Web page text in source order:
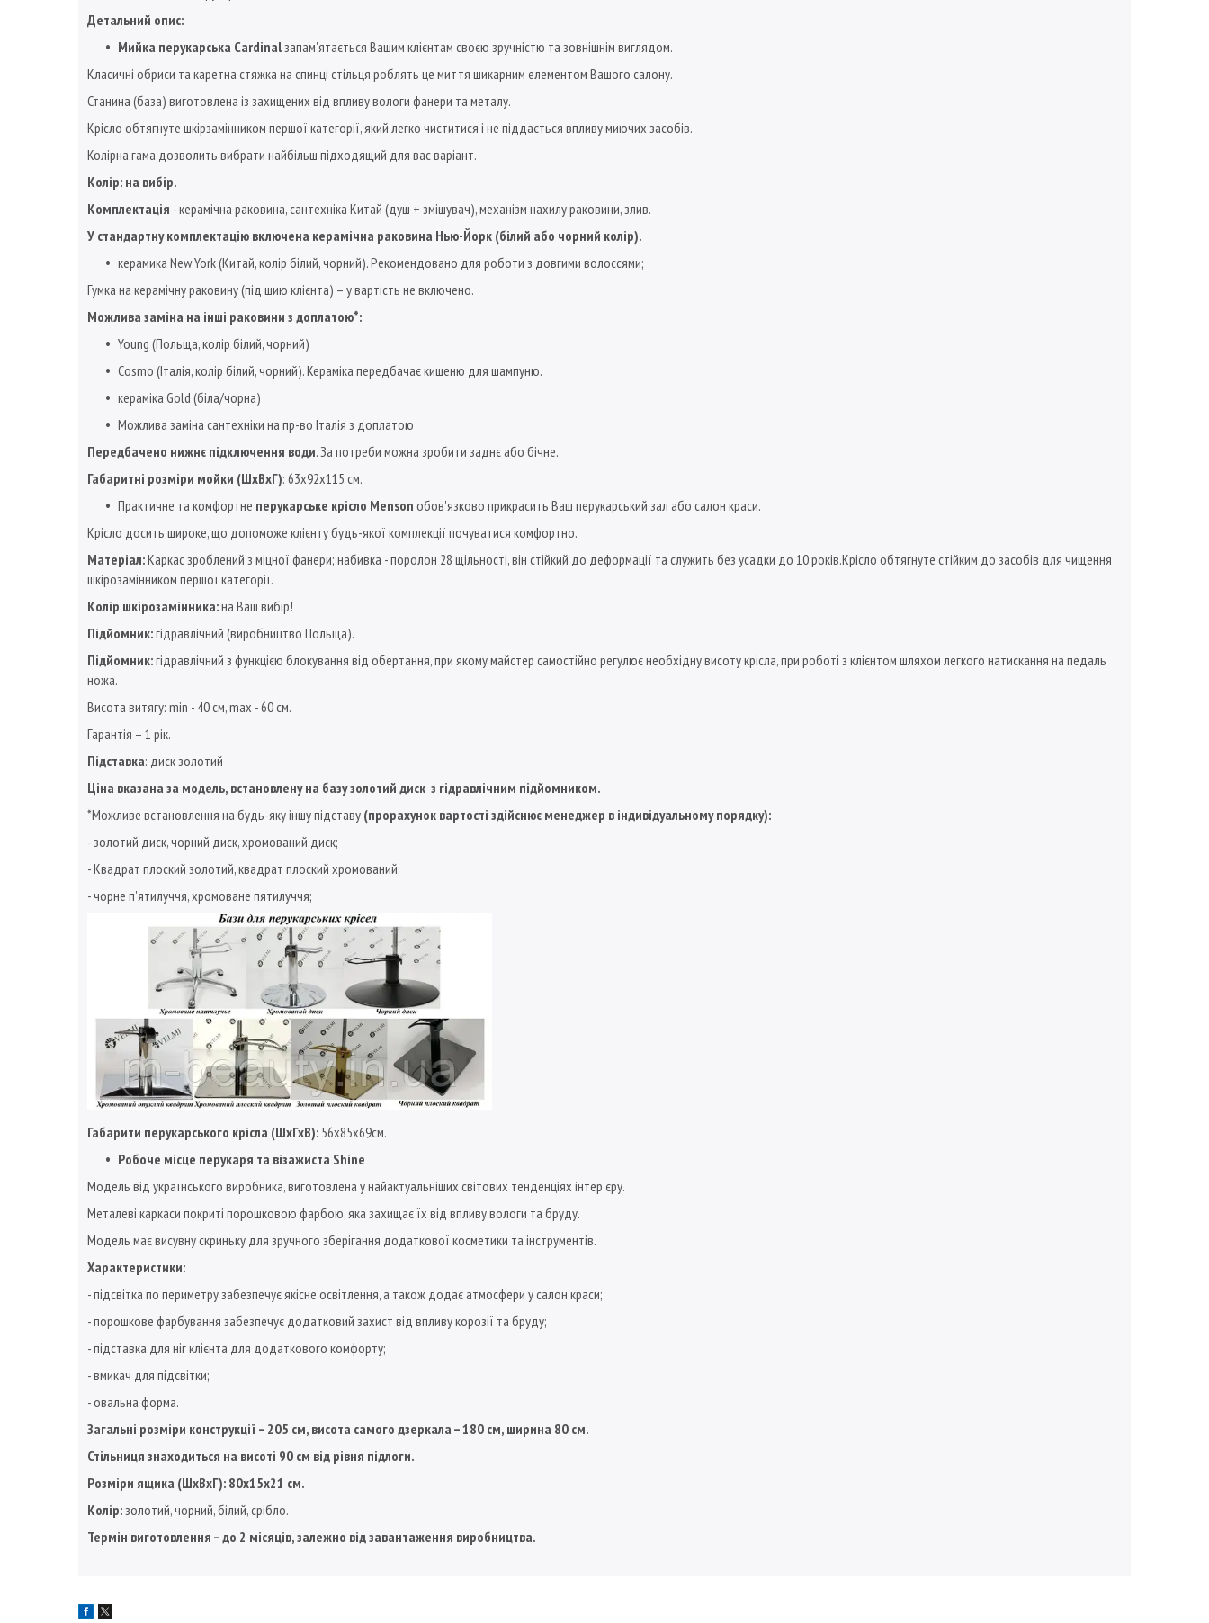
Детальний опис:
Мийка перукарська Cardinalзапам'ятається Вашим клієнтам своєю зручністю та зовнішнім виглядом.
Класичні обриси та каретна стяжка на спинці стільця роблять це миття шикарним елементом Вашого салону.
Станина (база) виготовлена із захищених від впливу вологи фанери та металу.
Крісло обтягнуте шкірзамінником першої категорії, який легко чиститися і не піддається впливу миючих засобів.
Колірна гама дозволить вибрати найбільш підходящий для вас варіант.
Колір: на вибір.
Комплектація - керамічна раковина, сантехніка Китай (душ + змішувач), механізм нахилу раковини, злив.
У стандартну комплектацію включена керамічна раковина Нью-Йорк (білий або чорний колір).
керамика New York (Китай, колір білий, чорний). Рекомендовано для роботи з довгими волоссями;
Гумка на керамічну раковину (під шию клієнта) – у вартість не включено.
Можлива заміна на інші раковини з доплатою*:
Young (Польща, колір білий, чорний)
Cosmo (Італія, колір білий, чорний). Кераміка передбачає кишеню для шампуню.
кераміка Gold (біла/чорна)
Можлива заміна сантехніки на пр-во Італія з доплатою
Передбачено нижнє підключення води. За потреби можна зробити заднє або бічне.
Габаритні розміри мойки (ШхВхГ): 63х92х115 см.
Практичне та комфортне перукарське крісло Menson обов'язково прикрасить Ваш перукарський зал або салон краси.
Крісло досить широке, що допоможе клієнту будь-якої комплекції почуватися комфортно.
Матеріал:Каркас зроблений з міцної фанери; набивка - поролон 28 щільності, він стійкий до деформації та служить без усадки до 10 років.Крісло обтягнуте стійким до засобів для чищення
шкірозамінником першої категорії.
Колір шкірозамінника:на Ваш вибір!
Підйомник:гідравлічний (виробництво Польща).
Підйомник:гідравлічний з функцією блокування від обертання, при якому майстер самостійно регулює необхідну висоту крісла, при роботі з клієнтом шляхом легкого натискання на педаль
ножа.
Висота витягу: min - 40 см, max - 60 см.
Гарантія – 1 рік.
Підставка: диск золотий
Ціна вказана за модель, встановлену на базу золотий диск з гідравлічним підйомником.
*Можливе встановлення на будь-яку іншу підставу (прорахунок вартості здійснює менеджер в індивідуальному порядку):
- золотий диск, чорний диск, хромований диск;
- Квадрат плоский золотий, квадрат плоский хромований;
- чорне п'ятилуччя, хромоване пятилуччя;
Габарити перукарського крісла (ШхГхВ): 56х85х69см.
Робоче місце перукаря та візажиста Shine
Модель від українського виробника, виготовлена у найактуальніших світових тенденціях інтер'єру.
Металеві каркаси покриті порошковою фарбою, яка захищає їх від впливу вологи та бруду.
Модель має висувну скриньку для зручного зберігання додаткової косметики та інструментів.
Характеристики:
- підсвітка по периметру забезпечує якісне освітлення, а також додає атмосфери у салон краси;
- порошкове фарбування забезпечує додатковий захист від впливу корозії та бруду;
- підставка для ніг клієнта для додаткового комфорту;
- вмикач для підсвітки;
- овальна форма.
Загальні розміри конструкції – 205 см, висота самого дзеркала – 180 см, ширина 80 см.
Стільниця знаходиться на висоті 90 см від рівня підлоги.
Розміри ящика (ШхВхГ): 80х15х21 см.
Колір:золотий, чорний, білий, срібло.
Термін виготовлення – до 2 місяців, залежно від завантаження виробництва.